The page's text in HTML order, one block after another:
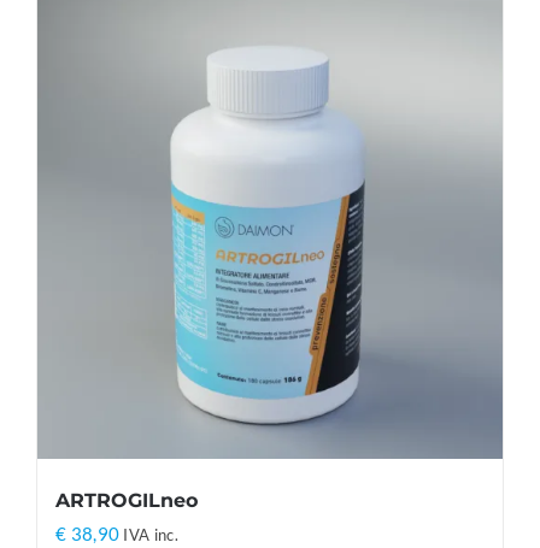
ARTROGILneo
€ 38,90 IVA inc.